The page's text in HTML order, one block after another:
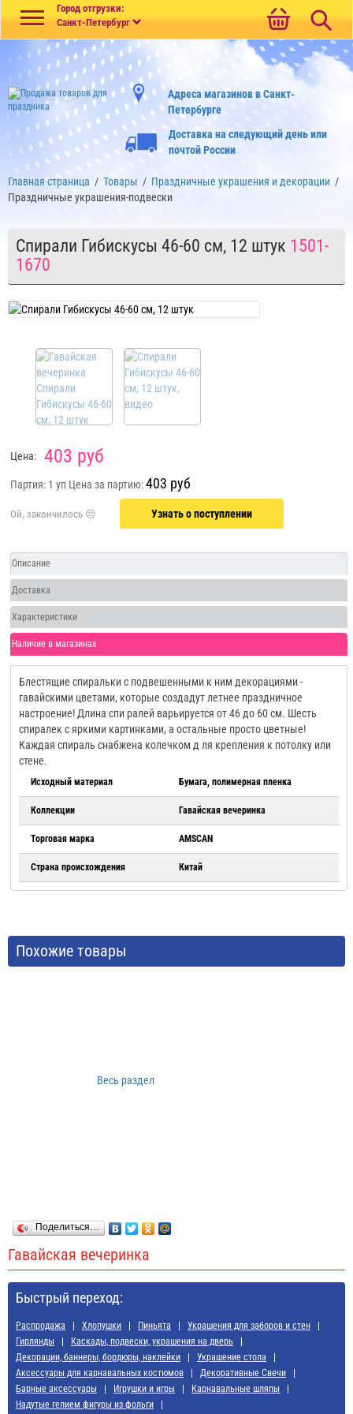
Город отгрузки:
Санкт-Петербург
Адреса магазинов в Санкт-
Петербурге
Доставка на следующий день или
почтой России
Главная страница / Товары / Праздничные украшения и декорации /
Праздничные украшения-подвески
Спирали Гибискусы 46-60 см, 12 штук 1501-
1670
Цена: 403 руб
Партия: 1 уп Цена за партию:403 руб
Узнать о поступлении
Описание
Доставка
Характеристики
Наличие в магазинах
Блестящие спиральки с подвешенными к ним декорациями -
гавайскими цветами, которые создадут летнее праздничное
настроение! Длина спи ралей варьируется от 46 до 60 см. Шесть
спиралек с яркими картинками, а остальные просто цветные!
Каждая спираль снабжена колечком д ля крепления к потолку или
стене.
Исходный материал Бумага, полимерная пленка
Коллекции Гавайская вечеринка
Торговая марка AMSCAN
Страна происхождения Китай
Похожие товары
Весь раздел
Поделиться…
Гавайская вечеринка
Быстрый переход:
Распродажа Хлопушки Пиньята
Украшения для заборов и стен
Гирлянды
Каскады, подвески, украшения на дверь
Декорации, баннеры, бордюры, наклейки
Украшение стола
Аксессуары для карнавальных костюмов
Декоративные Свечи
Барные аксессуары
Игрушки и игры
Карнавальные шляпы
Надутые гелием фигуры из фольги